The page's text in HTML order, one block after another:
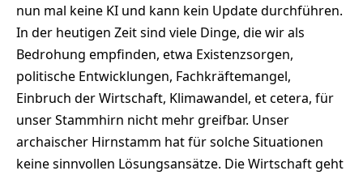
nun mal keine KI und kann kein Update durchführen.
In der heutigen Zeit sind viele Dinge, die wir als
Bedrohung empfinden, etwa Existenzsorgen,
politische Entwicklungen, Fachkräftemangel,
Einbruch der Wirtschaft, Klimawandel, et cetera, für
unser Stammhirn nicht mehr greifbar. Unser
archaischer Hirnstamm hat für solche Situationen
keine sinnvollen Lösungsansätze. Die Wirtschaft geht